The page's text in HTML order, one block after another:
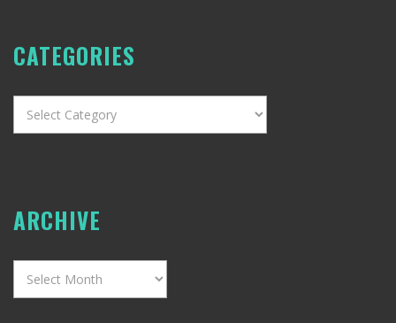
CATEGORIES
ARCHIVE